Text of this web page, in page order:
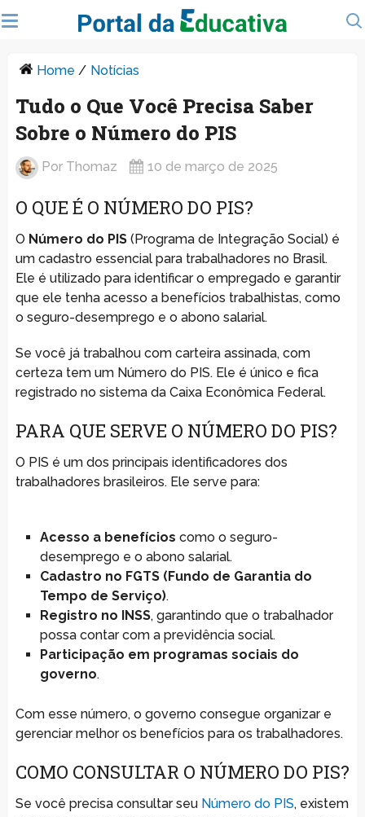
Home / Notícias
Tudo o Que Você Precisa Saber
Sobre o Número do PIS
Por Thomaz 10 de março de 2025
O QUE É O NÚMERO DO PIS?
O Número do PIS(Programa de Integração Social) é
um cadastro essencial para trabalhadores no Brasil.
Ele é utilizado para identificar o empregado e garantir
que ele tenha acesso a benefícios trabalhistas, como
o seguro-desemprego e o abono salarial.
Se você já trabalhou com carteira assinada, com
certeza tem um Número do PIS. Ele é único e fica
registrado no sistema da Caixa Econômica Federal.
PARA QUE SERVE O NÚMERO DO PIS?
O PIS é um dos principais identificadores dos
trabalhadores brasileiros. Ele serve para:
Acesso a benefícios como o seguro-
desemprego e o abono salarial.
Cadastro no FGTS (Fundo de Garantia do
Tempo de Serviço).
Registro no INSS, garantindo que o trabalhador
possa contar com a previdência social.
Participação em programas sociais do
governo.
Com esse número, o governo consegue organizar e
gerenciar melhor os benefícios para os trabalhadores.
COMO CONSULTAR O NÚMERO DO PIS?
Se você precisa consultar seu Número do PIS, existem